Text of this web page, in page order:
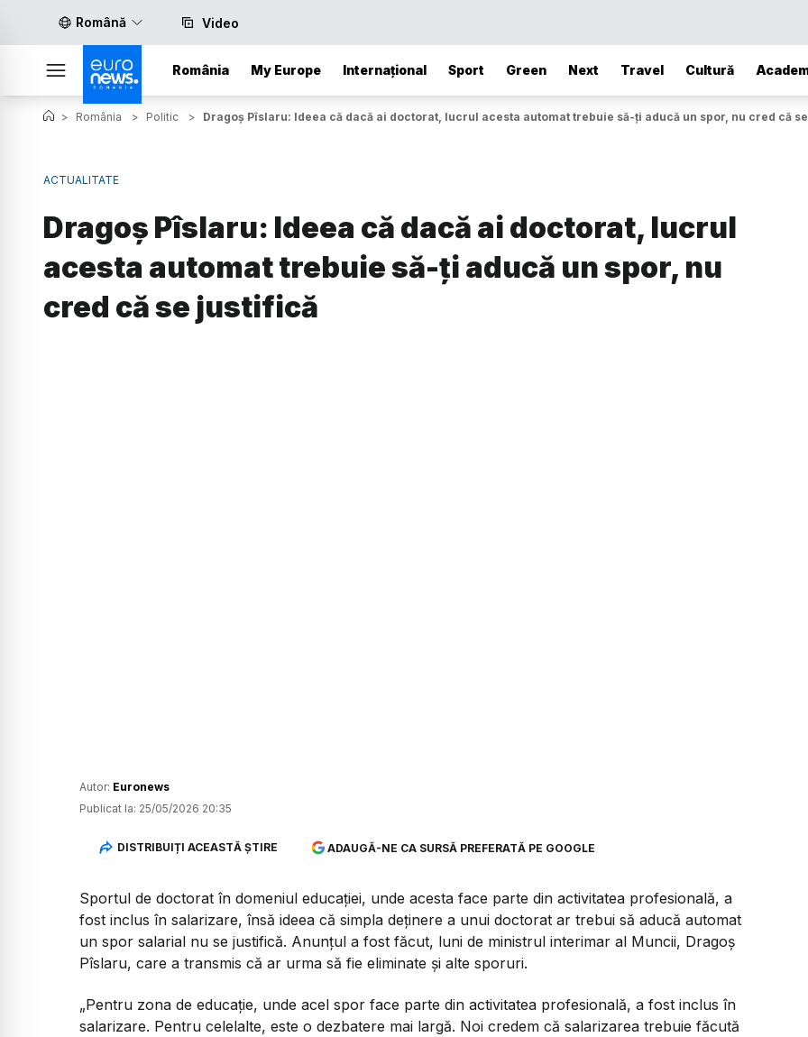
Română Video
România My Europe Internațional Sport Green Next Travel Cultură
> România > Politic > Dragoș Pîslaru: Ideea că dacă ai doctorat, lucrul acesta automat trebuie să-ți aducă un spor, nu cred că
ACTUALITATE
Dragoș Pîslaru: Ideea că dacă ai doctorat, lucrul
acesta automat trebuie să-ți aducă un spor, nu
cred că se justifică
Autor: Euronews
Publicat la: 25/05/2026 20:35
DISTRIBUIȚI ACEASTĂ ȘTIRE ADAUGĂ-NE CA SURSĂ PREFERATĂ PE GOOGLE
Sportul de doctorat în domeniul educației, unde acesta face parte din activitatea profesională, a
fost inclus în salarizare, însă ideea că simpla deținere a unui doctorat ar trebui să aducă automat
un spor salarial nu se justifică. Anunțul a fost făcut, luni de ministrul interimar al Muncii, Dragoș
Pîslaru, care a transmis că ar urma să fie eliminate și alte sporuri.
„Pentru zona de educație, unde acel spor face parte din activitatea profesională, a fost inclus în
salarizare. Pentru celelalte, este o dezbatere mai largă. Noi credem că salarizarea trebuie făcută